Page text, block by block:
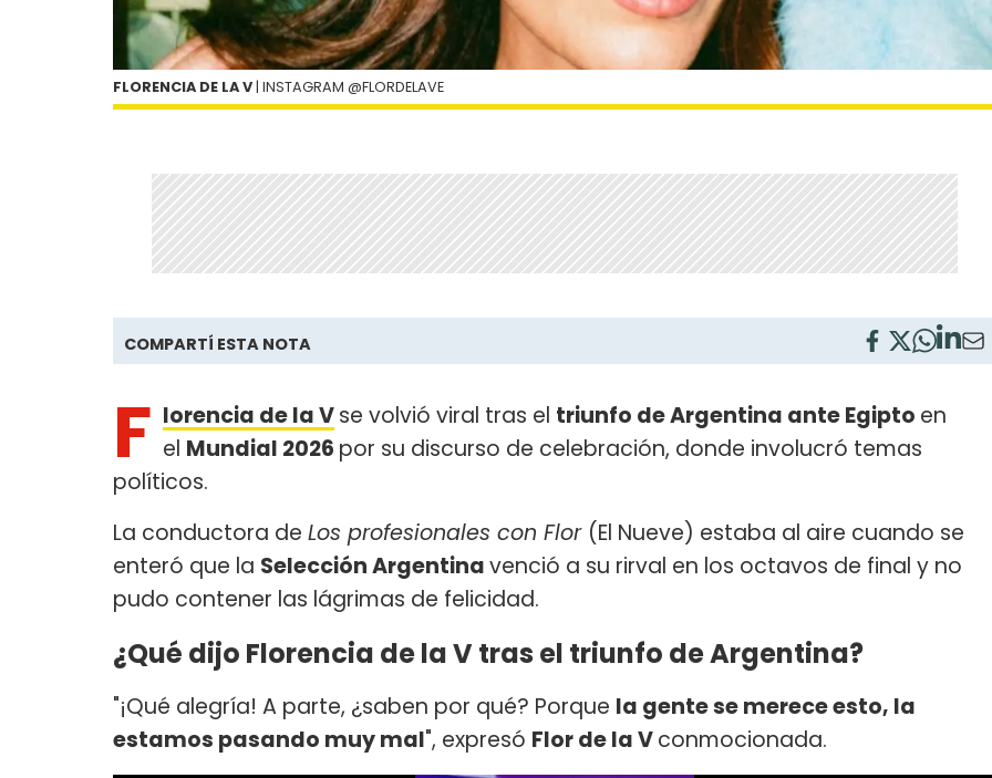
FLORENCIA DE LA V | INSTAGRAM @FLORDELAVE
COMPARTÍ ESTA NOTA
F lorencia de la Vse volvió viral tras el triunfo de Argentina ante Egipto en
el Mundial 2026 por su discurso de celebración, donde involucró temas
políticos.
La conductora de Los profesionales con Flor (El Nueve) estaba al aire cuando se
enteró que la Selección Argentinavenció a su rirval en los octavos de final y no
pudo contener las lágrimas de felicidad.
¿Qué dijo Florencia de la V tras el triunfo de Argentina?
"¡Qué alegría! A parte, ¿saben por qué? Porque la gente se merece esto, la
estamos pasando muy mal", expresó Flor de la Vconmocionada.